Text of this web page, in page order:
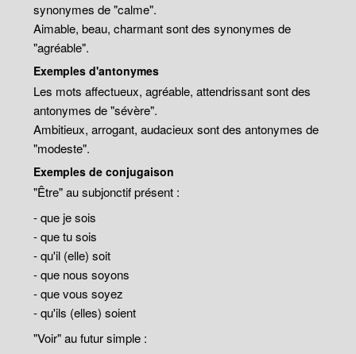
synonymes de "calme".
Aimable, beau, charmant sont des synonymes de
"agréable".
Exemples d'antonymes
Les mots affectueux, agréable, attendrissant sont des
antonymes de "sévère".
Ambitieux, arrogant, audacieux sont des antonymes de
"modeste".
Exemples de conjugaison
"Être" au subjonctif présent :
- que je sois
- que tu sois
- qu'il (elle) soit
- que nous soyons
- que vous soyez
- qu'ils (elles) soient
"Voir" au futur simple :